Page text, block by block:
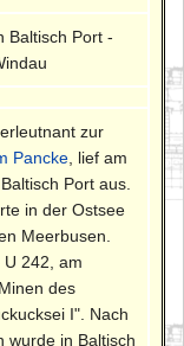
Baltisch Port -
zur
Pancke , lief am
Port aus.
in der Ostsee
Meerbusen.
242, am
des
I". Nach
wurde in Baltisch